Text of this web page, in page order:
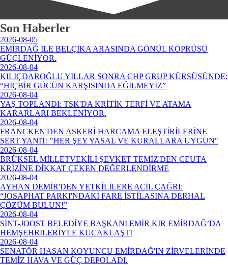
Son Haberler
2026-08-05
EMİRDAĞ İLE BELÇİKA ARASINDA GÖNÜL KÖPRÜSÜ
GÜÇLENİYOR.
2026-08-04
KILIÇDAROĞLU YILLAR SONRA CHP GRUP KÜRSÜSÜNDE:
“HİÇBİR GÜCÜN KARŞISINDA EĞİLMEYİZ”
2026-08-04
YAŞ TOPLANDI: TSK'DA KRİTİK TERFİ VE ATAMA
KARARLARI BEKLENİYOR.
2026-08-04
FRANCKEN'DEN ASKERİ HARCAMA ELEŞTİRİLERİNE
SERT YANIT: "HER ŞEY YASAL VE KURALLARA UYGUN"
2026-08-04
BRÜKSEL MİLLETVEKİLİ ŞEVKET TEMİZ'DEN CEUTA
KRİZİNE DİKKAT ÇEKEN DEĞERLENDİRME
2026-08-04
AYHAN DEMİR'DEN YETKİLİLERE ACİL ÇAĞRI:
“JOSAPHAT PARKI'NDAKİ FARE İSTİLASINA DERHAL
ÇÖZÜM BULUN!”
2026-08-04
SİNT-JOOST BELEDİYE BAŞKANI EMİR KIR EMİRDAĞ’DA
HEMŞEHRİLERİYLE KUCAKLAŞTI
2026-08-04
SENATÖR HASAN KOYUNCU EMİRDAĞ'IN ZİRVELERİNDE
TEMİZ HAVA VE GÜÇ DEPOLADI.